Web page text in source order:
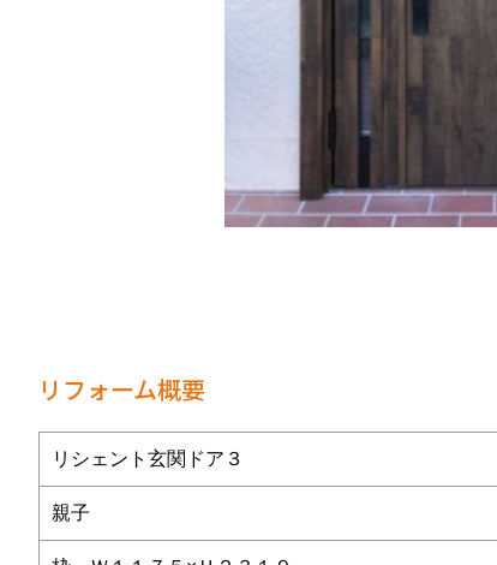
リフォーム概要
リシェント玄関ドア３
親子